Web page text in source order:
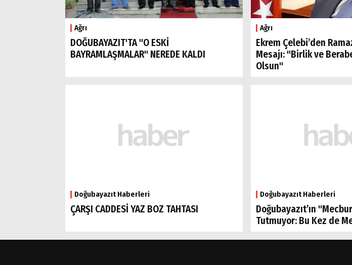
Ağrı
DOĞUBAYAZIT'TA "O ESKİ
BAYRAMLAŞMALAR" NEREDE KALDI
Ağrı
Ekrem Çelebi’den
Mesajı: "Birlik ve
Olsun"
Doğubayazıt Haberleri
ÇARŞI CADDESİ YAZ BOZ TAHTASI
Doğubayazıt Haberleri
Doğubayazıt’ın
Tutmuyor: Bu Kez de